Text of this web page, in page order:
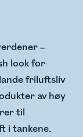
–
look for
friluftsliv
av høy
til
i tankene.